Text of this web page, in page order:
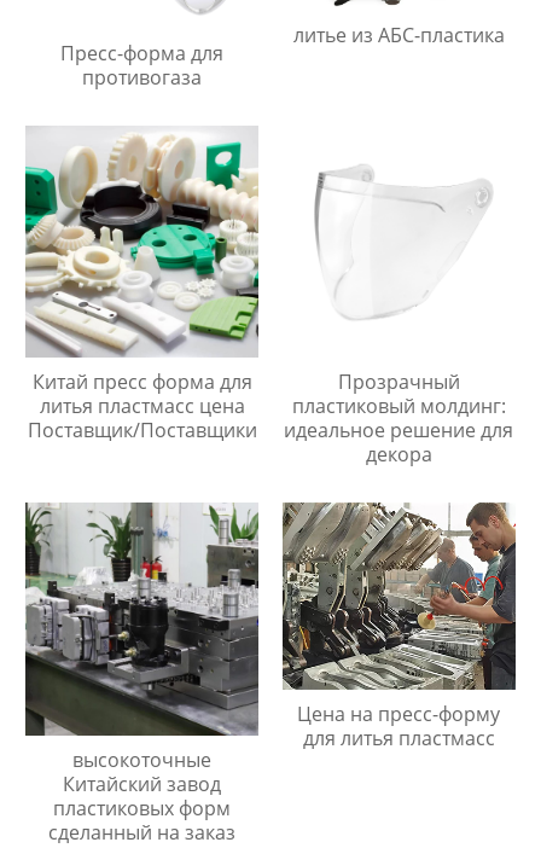
Пресс-форма для
противогаза
литье из АБС-пластика
Китай пресс форма для
литья пластмасс цена
Поставщик/Поставщики
Прозрачный
пластиковый молдинг:
идеальное решение для
декора
высокоточные
Китайский завод
пластиковых форм
сделанный на заказ
Цена на пресс-форму
для литья пластмасс